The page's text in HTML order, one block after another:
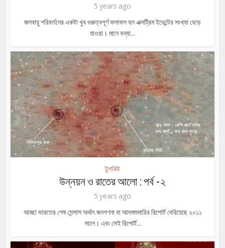
5 years ago
জলবায়ু পরিবর্তনের একটা খুব গুরুত্বপূর্ণ ফলাফল হল এক্সট্রিম ইভেন্টের সংখ্যা বেড়ে
যাওয়া। মানে বন্যা...
টুলকিট
উন্নয়ন ও রাতের আলো : পর্ব -২
5 years ago
আচ্ছা ভারতের শেষ সেন্সাস অর্থাৎ জনগণনা বা আদমশুমারির রিপোর্ট বেরিয়েছে ২০১১
সালে। এবং সেই রিপোর্ট...